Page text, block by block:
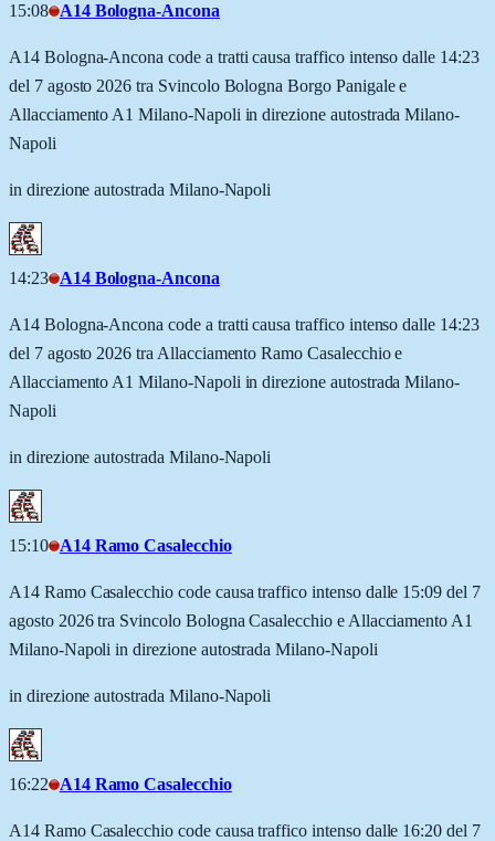
15:08 A14 Bologna-Ancona
A14 Bologna-Ancona code a tratti causa traffico intenso dalle 14:23
del 7 agosto 2026 tra Svincolo Bologna Borgo Panigale e
Allacciamento A1 Milano-Napoli in direzione autostrada Milano-
Napoli
in direzione autostrada Milano-Napoli
14:23 A14 Bologna-Ancona
A14 Bologna-Ancona code a tratti causa traffico intenso dalle 14:23
del 7 agosto 2026 tra Allacciamento Ramo Casalecchio e
Allacciamento A1 Milano-Napoli in direzione autostrada Milano-
Napoli
in direzione autostrada Milano-Napoli
15:10 A14 Ramo Casalecchio
A14 Ramo Casalecchio code causa traffico intenso dalle 15:09 del 7
agosto 2026 tra Svincolo Bologna Casalecchio e Allacciamento A1
Milano-Napoli in direzione autostrada Milano-Napoli
in direzione autostrada Milano-Napoli
16:22 A14 Ramo Casalecchio
A14 Ramo Casalecchio code causa traffico intenso dalle 16:20 del 7